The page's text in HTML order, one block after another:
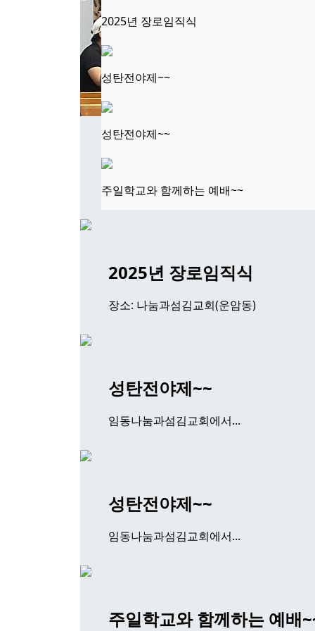
2025년 주일학교 여름성
장소: 시와열매교회(담양)
2025년 장로임직식
장소: 나눔과섬김교회(운암동)
성탄전야제~~
임동나눔과섬김교회에서...
성탄전야제~~
임동나눔과섬김교회에서...
주일학교와 함께하는 예배
2025년 장로임직식
성탄전야제~~
성탄전야제~~
주일학교와 함께하는 예배~~